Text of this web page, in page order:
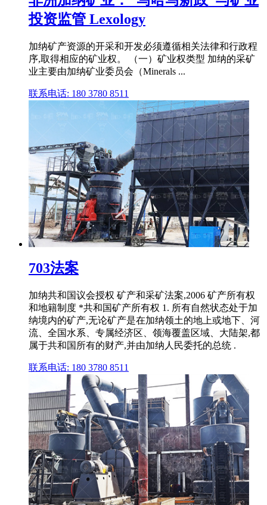
投资监管 Lexology
加纳矿产资源的开采和开发必须遵循相关法律和行政程
序,取得相应的矿业权。 （一）矿业权类型 加纳的采矿
业主要由加纳矿业委员会（Minerals ...
联系电话: 180 3780 8511
703法案
加纳共和国议会授权 矿产和采矿法案,2006 矿产所有权
和地籍制度 *共和国矿产所有权 1. 所有自然状态处于加
纳境内的矿产,无论矿产是在加纳领土的地上或地下、河
流、全国水系、专属经济区、领海覆盖区域、大陆架,都
属于共和国所有的财产,并由加纳人民委托的总统 .
联系电话: 180 3780 8511